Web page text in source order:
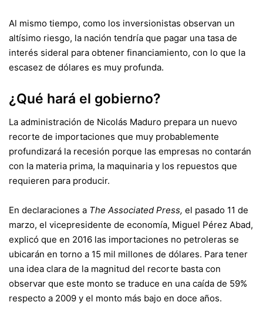
Al mismo tiempo, como los inversionistas observan un
altísimo riesgo, la nación tendría que pagar una tasa de
interés sideral para obtener financiamiento, con lo que la
escasez de dólares es muy profunda.
¿Qué hará el gobierno?
La administración de Nicolás Maduro prepara un nuevo
recorte de importaciones que muy probablemente
profundizará la recesión porque las empresas no contarán
con la materia prima, la maquinaria y los repuestos que
requieren para producir.
En declaraciones a The Associated Press, el pasado 11 de
marzo, el vicepresidente de economía, Miguel Pérez Abad,
explicó que en 2016 las importaciones no petroleras se
ubicarán en torno a 15 mil millones de dólares. Para tener
una idea clara de la magnitud del recorte basta con
observar que este monto se traduce en una caída de 59%
respecto a 2009 y el monto más bajo en doce años.